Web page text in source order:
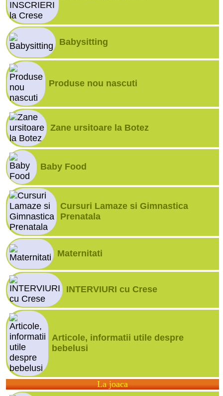
Babysitting
Produse nou nascuti
Zane ursitoare la Botez
Baby Food
Cursuri Lamaze si Gimnastica
Prenatala
Maternitati
INTERVIURI cu Crese
Articole, informatii utile despre
bebelusi
La joaca